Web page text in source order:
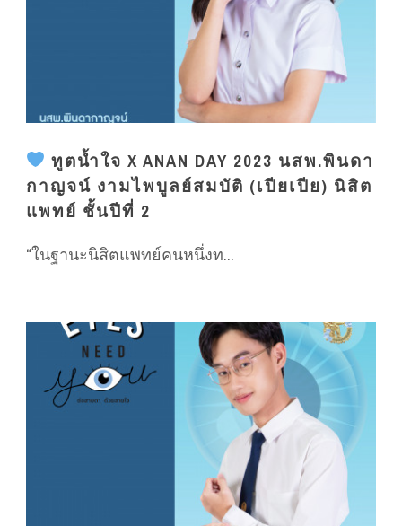
ทูตน้ำใจ X ANAN DAY 2023 นสพ.พินดา
กาญจน์ งามไพบูลย์สมบัติ (เปียเปีย) นิสิต
แพทย์ ชั้นปีที่ 2
“ในฐานะนิสิตแพทย์คนหนึ่งท...